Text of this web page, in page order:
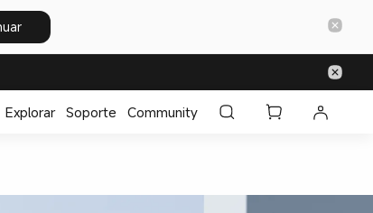
Explorar Soporte Community